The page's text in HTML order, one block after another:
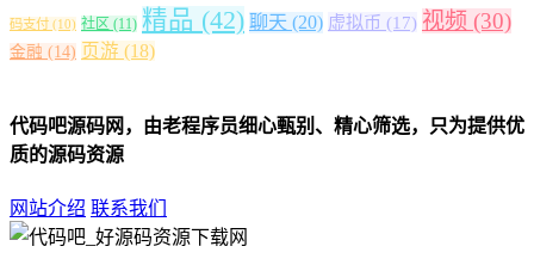
码支付 (10) 社区 (11) 精品 (42) 聊天 (20) 虚拟币 (17) 视频 (30)
金融 (14) 页游 (18)
代码吧源码网，由老程序员细心甄别、精心筛选，只为提供优
质的源码资源
网站介绍 联系我们